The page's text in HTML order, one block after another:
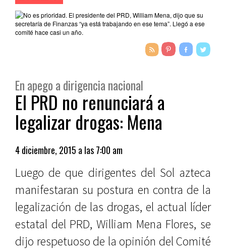
En apego a dirigencia nacional
El PRD no renunciará a
legalizar drogas: Mena
4 diciembre, 2015 a las 7:00 am
Luego de que dirigentes del Sol azteca
manifestaran su postura en contra de la
legalización de las drogas, el actual líder
estatal del PRD, William Mena Flores, se
dijo respetuoso de la opinión del Comité